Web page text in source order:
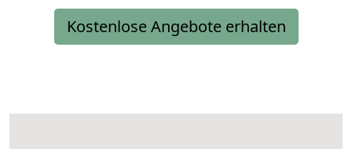
Kostenlose Angebote erhalten